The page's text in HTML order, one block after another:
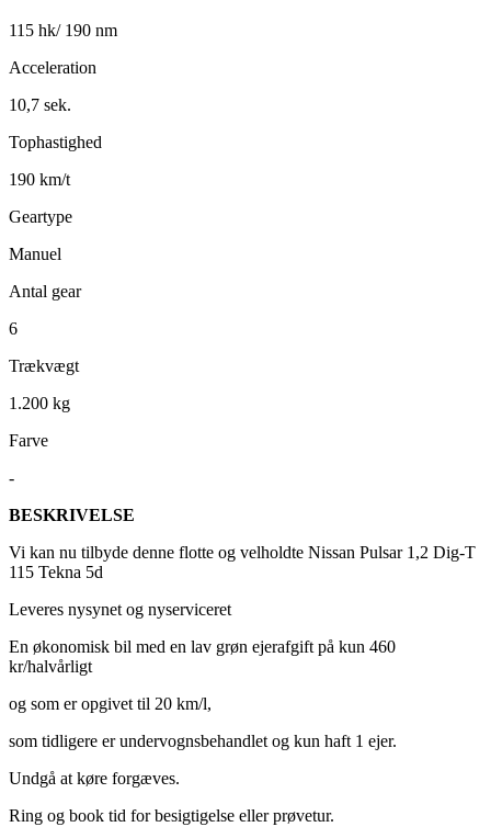
115 hk/ 190 nm
Acceleration
10,7 sek.
Tophastighed
190 km/t
Geartype
Manuel
Antal gear
6
Trækvægt
1.200 kg
Farve
-
BESKRIVELSE
Vi kan nu tilbyde denne flotte og velholdte Nissan Pulsar 1,2 Dig-T
115 Tekna 5d
Leveres nysynet og nyserviceret
En økonomisk bil med en lav grøn ejerafgift på kun 460
kr/halvårligt
og som er opgivet til 20 km/l,
som tidligere er undervognsbehandlet og kun haft 1 ejer.
Undgå at køre forgæves.
Ring og book tid for besigtigelse eller prøvetur.